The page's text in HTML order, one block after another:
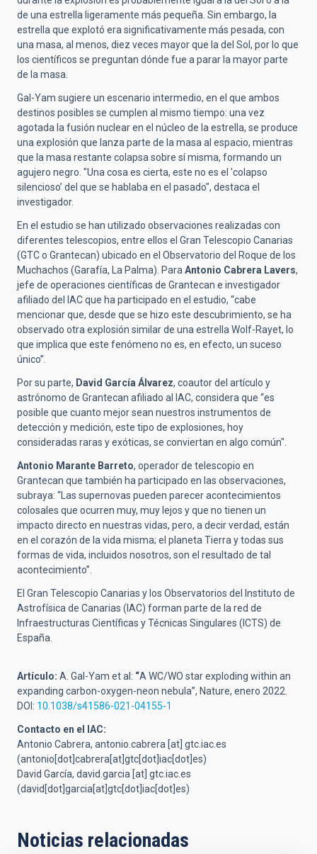
de una estrella ligeramente más pequeña. Sin embargo, la
estrella que explotó era significativamente más pesada, con
una masa, al menos, diez veces mayor que la del Sol, por lo que
los científicos se preguntan dónde fue a parar la mayor parte
de la masa.
Gal-Yam sugiere un escenario intermedio, en el que ambos
destinos posibles se cumplen al mismo tiempo: una vez
agotada la fusión nuclear en el núcleo de la estrella, se produce
una explosión que lanza parte de la masa al espacio, mientras
que la masa restante colapsa sobre sí misma, formando un
agujero negro. "Una cosa es cierta, este no es el 'colapso
silencioso’ del que se hablaba en el pasado", destaca el
investigador.
En el estudio se han utilizado observaciones realizadas con
diferentes telescopios, entre ellos el Gran Telescopio Canarias
(GTC o Grantecan) ubicado en el Observatorio del Roque de los
Muchachos (Garafía, La Palma). Para Antonio Cabrera Lavers,
jefe de operaciones científicas de Grantecan e investigador
afiliado del IAC que ha participado en el estudio, “cabe
mencionar que, desde que se hizo este descubrimiento, se ha
observado otra explosión similar de una estrella Wolf-Rayet, lo
que implica que este fenómeno no es, en efecto, un suceso
único”.
Por su parte, David García Álvarez, coautor del artículo y
astrónomo de Grantecan afiliado al IAC, considera que “es
posible que cuanto mejor sean nuestros instrumentos de
detección y medición, este tipo de explosiones, hoy
consideradas raras y exóticas, se conviertan en algo común".
Antonio Marante Barreto, operador de telescopio en
Grantecan que también ha participado en las observaciones,
subraya: “Las supernovas pueden parecer acontecimientos
colosales que ocurren muy, muy lejos y que no tienen un
impacto directo en nuestras vidas, pero, a decir verdad, están
en el corazón de la vida misma; el planeta Tierra y todas sus
formas de vida, incluidos nosotros, son el resultado de tal
acontecimiento”.
El Gran Telescopio Canarias y los Observatorios del Instituto de
Astrofísica de Canarias (IAC) forman parte de la red de
Infraestructuras Científicas y Técnicas Singulares (ICTS) de
España.
Artículo: A. Gal-Yam et al: “A WC/WO star exploding within an
expanding carbon-oxygen-neon nebula”, Nature, enero 2022.
DOI: 10.1038/s41586-021-04155-1
Contacto en el IAC:
Antonio Cabrera, antonio.cabrera [at] gtc.iac.es
(antonio[dot]cabrera[at]gtc[dot]iac[dot]es)
David García, david.garcia [at] gtc.iac.es
(david[dot]garcia[at]gtc[dot]iac[dot]es)
Noticias relacionadas